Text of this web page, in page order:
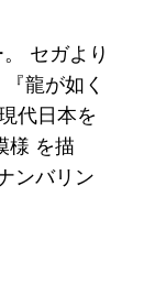
セガより
龍が如く
代日本を
様 を描
ンバリン